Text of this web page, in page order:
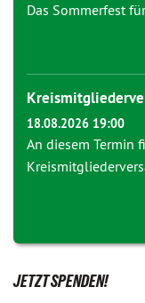
Das Sommerfest
18.08.2026 19:00
An diesem Termin
JETZT SPENDEN!